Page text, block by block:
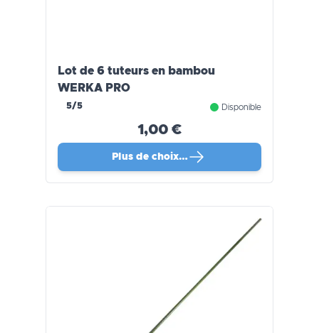
Lot de 6 tuteurs en bambou
WERKA PRO
5/5 Disponible
1,00 €
Plus de choix…